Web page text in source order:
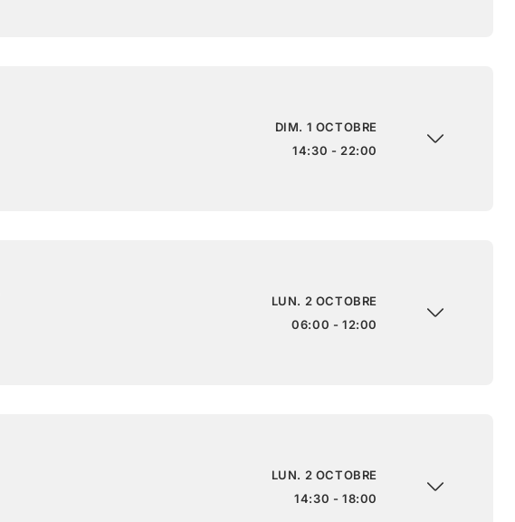
DIM. 1 OCTOBRE
14:30 - 22:00
LUN. 2 OCTOBRE
06:00 - 12:00
LUN. 2 OCTOBRE
14:30 - 18:00